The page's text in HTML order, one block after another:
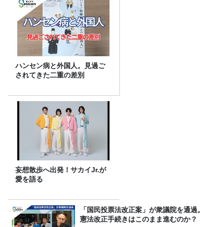
ハンセン病と外国人。見過ご
されてきた二重の差別
妄想散歩へ出発！サカイJr.が
愛を語る
「国民投票法改正案」が衆議院を通過。
憲法改正手続きはこのまま進むのか？